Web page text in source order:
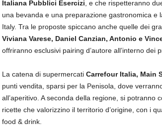
Italiana Pubblici Esercizi , e che rispetteranno
una bevanda e una preparazione gastronomica e
Italy. Tra le proposte spiccano anche quelle dei
Viviana Varese, Daniel Canzian, Antonio e
offriranno esclusivi pairing d’autore all’interno dei
La catena di supermercati Carrefour Italia, Main
punti vendita, sparsi per la Penisola, dove
all’aperitivo. A seconda della regione, si
ricette che valorizzino il territorio d’origine, con i
food & drink.